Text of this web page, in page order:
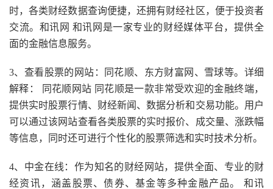
时，各类财经数据查询便捷，还拥有财经社区，便于投资者
交流。和讯网 和讯网是一家专业的财经媒体平台，提供全
面的金融信息服务。
3、查看股票的网站：同花顺、东方财富网、雪球等。详细
解释： 同花顺网站 同花顺是一款非常受欢迎的金融终端，
提供实时股票行情、财经新闻、数据分析和交易功能。用户
可以通过该网站查看各类股票的实时报价、成交量、涨跌幅
等信息，同时还可进行个性化的股票筛选和实时技术分析。
4、中金在线：作为知名的财经网站，提供全面、专业的财
经资讯，涵盖股票、债券、基金等多种金融产品。 和讯